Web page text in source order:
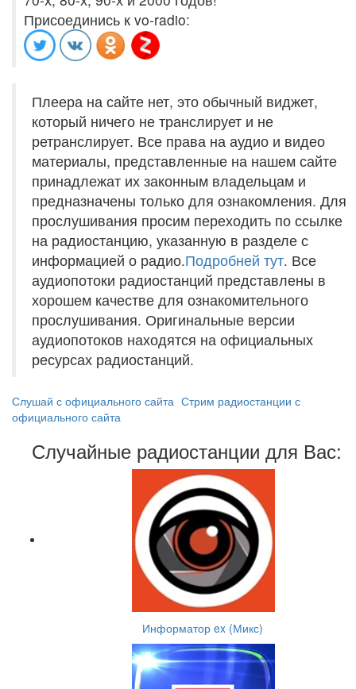
Присоединись к vo-radio:
Плеера на сайте нет, это обычный виджет,
который ничего не транслирует и не
ретранслирует. Все права на аудио и видео
материалы, представленные на нашем сайте
принадлежат их законным владельцам и
предназначены только для ознакомления. Для
прослушивания просим переходить по ссылке
на радиостанцию, указанную в разделе с
информацией о радио.Подробней тут. Все
аудиопотоки радиостанций представлены в
хорошем качестве для ознакомительного
прослушивания. Оригинальные версии
аудиопотоков находятся на официальных
ресурсах радиостанций.
Слушай с официального сайта Стрим радиостанции с
официального сайта
Случайные радиостанции для Вас:
Информатор ex (Микс)